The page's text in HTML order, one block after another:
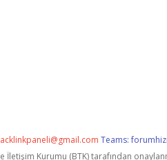
Teams:
İletişim Kurumu (BTK) tarafından